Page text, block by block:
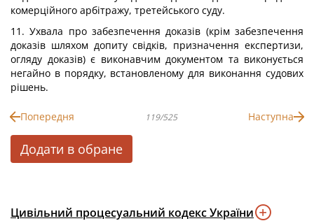
комерційного арбітражу, третейського суду.
11. Ухвала про забезпечення доказів (крім забезпечення
доказів шляхом допиту свідків, призначення експертизи,
огляду доказів) є виконавчим документом та виконується
негайно в порядку, встановленому для виконання судових
рішень.
Попередня 119/525 Наступна
Додати в обране
Цивільний процесуальний кодекс України